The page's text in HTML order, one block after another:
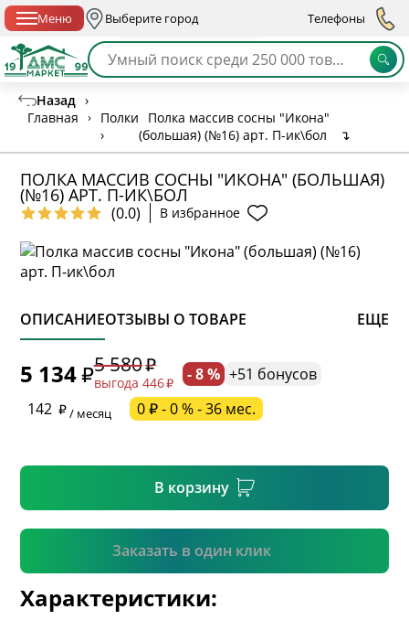
Меню Выберите город Телефоны
Назад ›
Главная
›
Полки
›
Полка массив сосны "Икона"
(большая) (№16) арт. П-ик\бол
↴
ПОЛКА МАССИВ СОСНЫ "ИКОНА" (БОЛЬШАЯ)
(№16) АРТ. П-ИК\БОЛ
(0.0) В избранное
ОПИСАНИЕОТЗЫВЫ О ТОВАРЕ ЕЩЕ
5 134 5 580
выгода 446 - 8 % +51 бонусов
142
/ месяц 0 ₽ - 0 % - 36 мес.
В корзину
Заказать в один клик
* обязательное поле
* необязательное поле
Подтвердить
Характеристики: